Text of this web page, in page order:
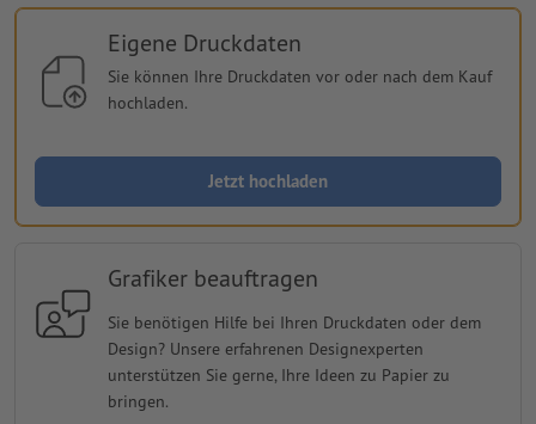
Eigene Druckdaten
Sie können Ihre Druckdaten vor oder nach dem Kauf
hochladen.
Jetzt hochladen
Grafiker beauftragen
Sie benötigen Hilfe bei Ihren Druckdaten oder dem
Design? Unsere erfahrenen Designexperten
unterstützen Sie gerne, Ihre Ideen zu Papier zu
bringen.